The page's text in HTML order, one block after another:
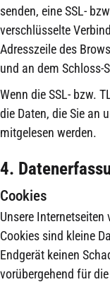
senden, eine SSL-
verschlüsselte
Adresszeile des
und an dem Schloss-
Wenn die SSL- bzw.
die Daten, die Sie an
mitgelesen werden.
4.
Cookies
Unsere Internetseiten
Cookies sind kleine
Endgerät keinen
vorübergehend für